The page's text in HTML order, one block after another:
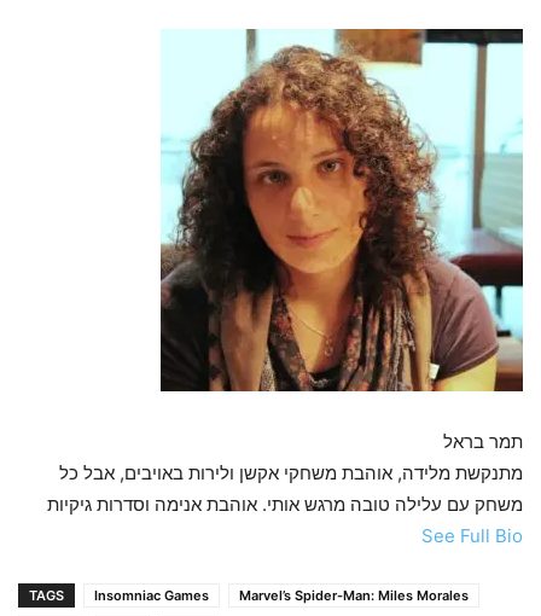
תמר בראל
מתנקשת מלידה, אוהבת משחקי אקשן ולירות באויבים, אבל כל
משחק עם עלילה טובה מרגש אותי. אוהבת אנימה וסדרות גיקיות
See Full Bio
TAGS Insomniac Games
Marvel’s Spider-Man: Miles Morales